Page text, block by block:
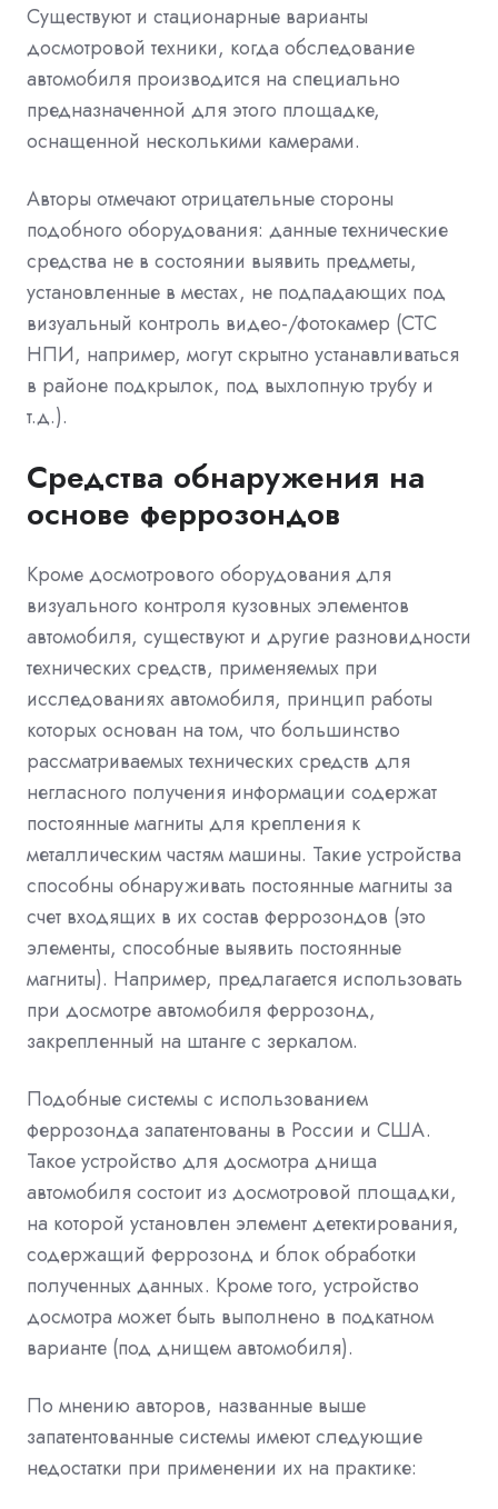
Существуют и стационарные варианты
досмотровой техники, когда обследование
автомобиля производится на специально
предназначенной для этого площадке,
оснащенной несколькими камерами.
Авторы отмечают отрицательные стороны
подобного оборудования: данные технические
средства не в состоянии выявить предметы,
установленные в местах, не подпадающих под
визуальный контроль видео-/фотокамер (СТС
НПИ, например, могут скрытно устанавливаться
в районе подкрылок, под выхлопную трубу и
т.д.).
Средства обнаружения на
основе феррозондов
Кроме досмотрового оборудования для
визуального контроля кузовных элементов
автомобиля, существуют и другие разновидности
технических средств, применяемых при
исследованиях автомобиля, принцип работы
которых основан на том, что большинство
рассматриваемых технических средств для
негласного получения информации содержат
постоянные магниты для крепления к
металлическим частям машины. Такие устройства
способны обнаруживать постоянные магниты за
счет входящих в их состав феррозондов (это
элементы, способные выявить постоянные
магниты). Например, предлагается использовать
при досмотре автомобиля феррозонд,
закрепленный на штанге с зеркалом.
Подобные системы с использованием
феррозонда запатентованы в России и США.
Такое устройство для досмотра днища
автомобиля состоит из досмотровой площадки,
на которой установлен элемент детектирования,
содержащий феррозонд и блок обработки
полученных данных. Кроме того, устройство
досмотра может быть выполнено в подкатном
варианте (под днищем автомобиля).
По мнению авторов, названные выше
запатентованные системы имеют следующие
недостатки при применении их на практике: